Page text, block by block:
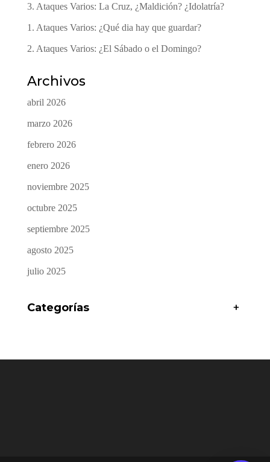
3. Ataques Varios: La Cruz, ¿Maldición? ¿Idolatría?
1. Ataques Varios: ¿Qué dia hay que guardar?
2. Ataques Varios: ¿El Sábado o el Domingo?
Archivos
abril 2026
marzo 2026
febrero 2026
enero 2026
noviembre 2025
octubre 2025
septiembre 2025
agosto 2025
julio 2025
Categorías +